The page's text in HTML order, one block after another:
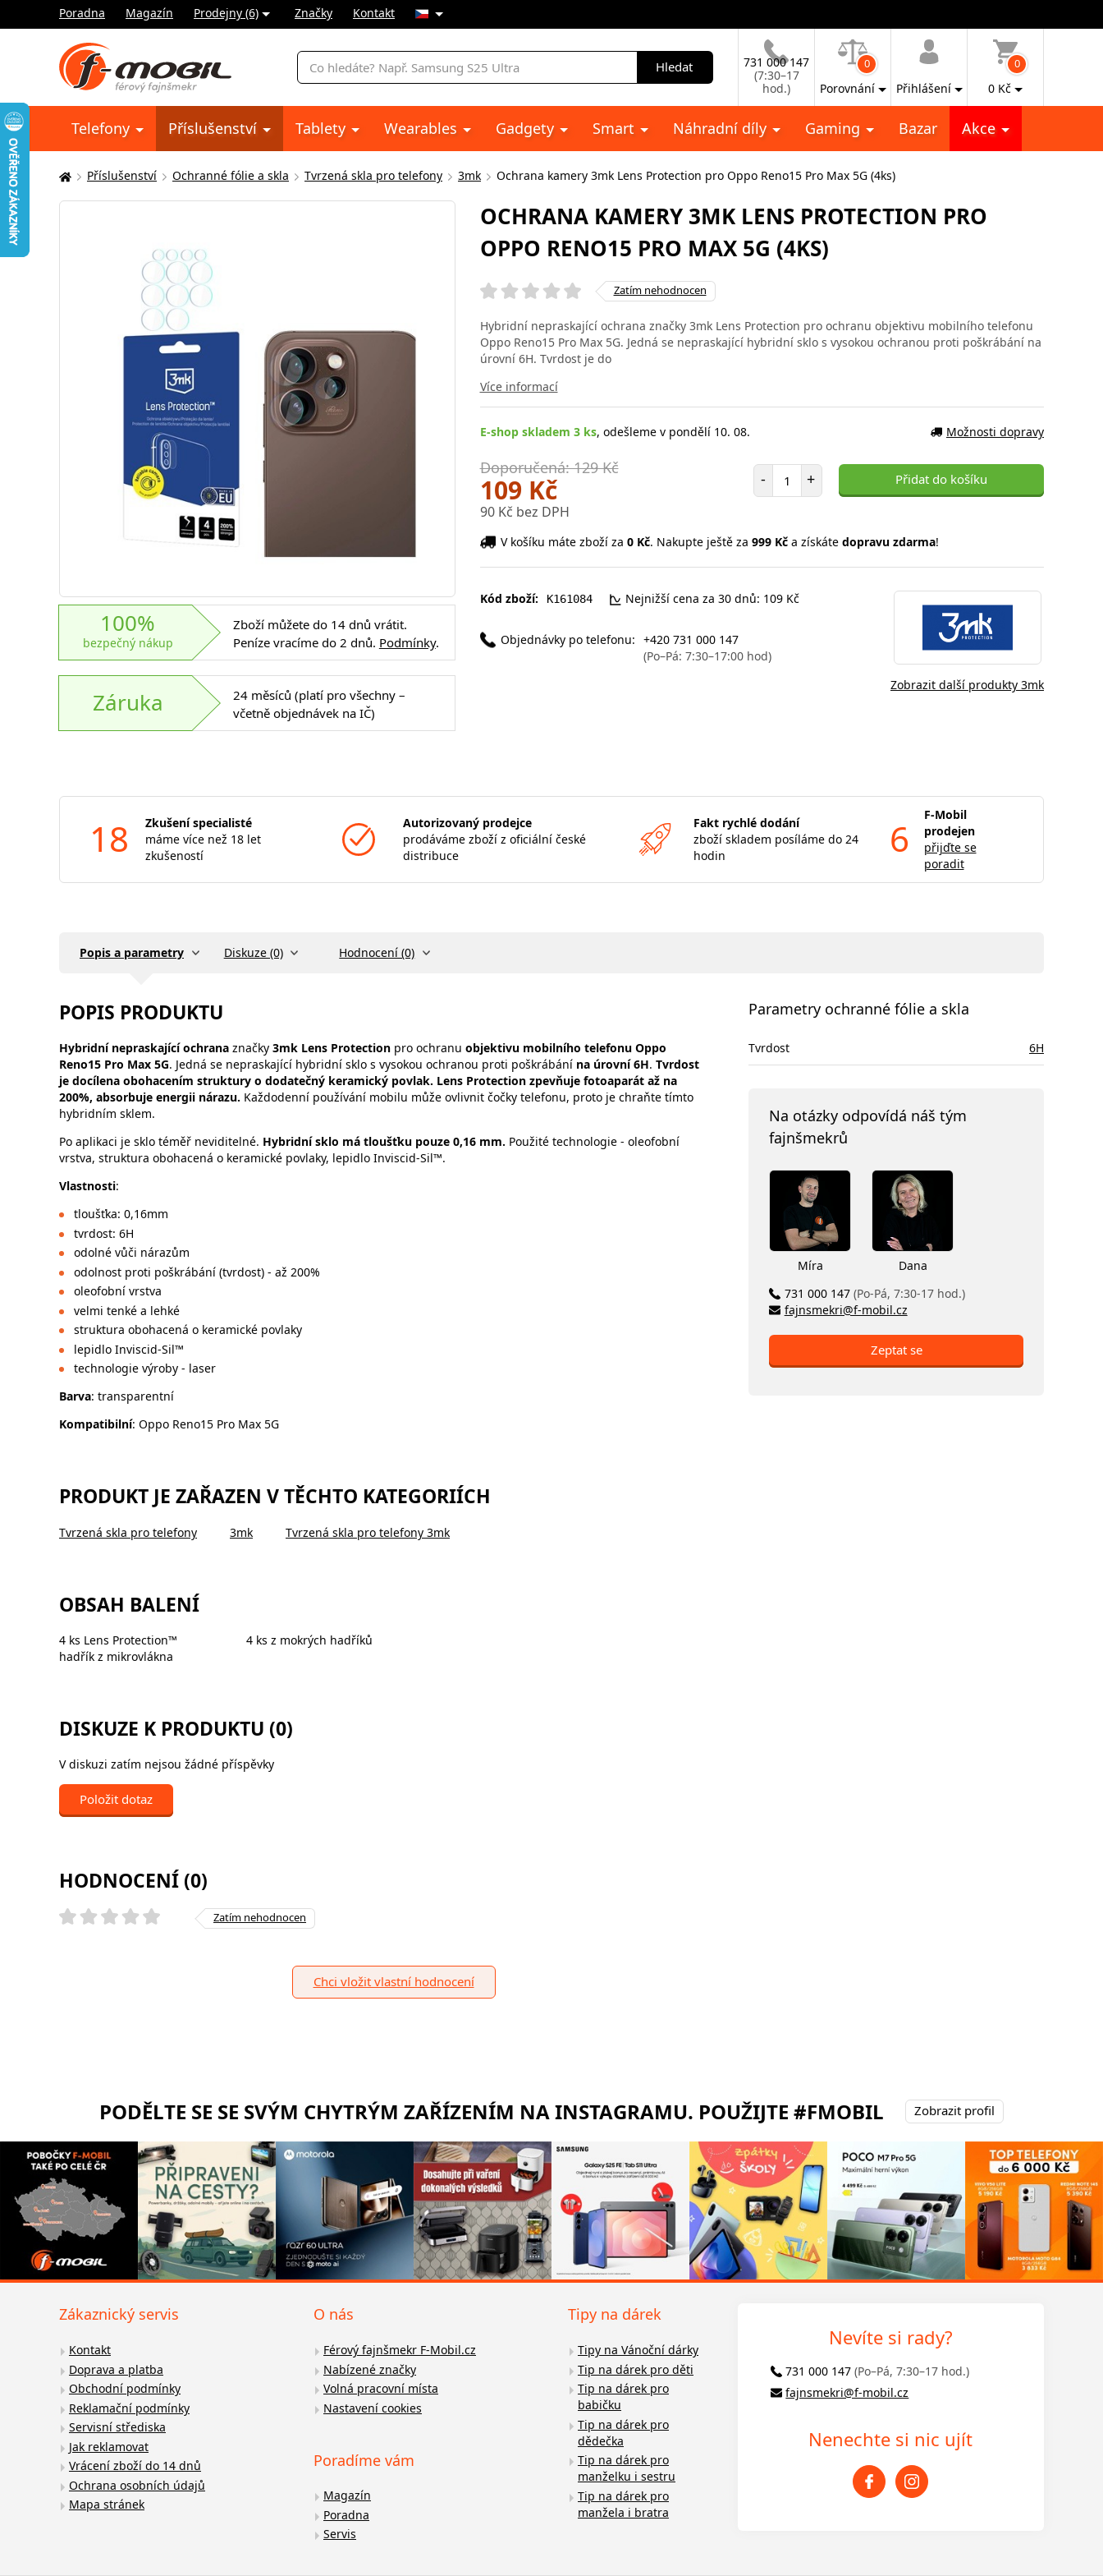
Poradna Magazín Prodejny (6) Značky Kontakt
Vyhledávání
Hledat
731 000 147
(7:30–17
hod.)
0
Porovnání Přihlášení
0
0 Kč
Telefony Příslušenství Tablety Wearables Gadgety Smart Náhradní díly Gaming Bazar Akce
Zde
se
Příslušenství Ochranné fólie a skla Tvrzená skla pro telefony 3mk Ochrana kamery 3mk Lens Protection pro Oppo Reno15 Pro Max 5G (4ks)
100%
bezpečný nákup
Zboží můžete do 14 dnů vrátit.
Peníze vracíme do 2 dnů. Podmínky.
Záruka
24 měsíců (platí pro všechny –
včetně objednávek na IČ)
OCHRANA KAMERY 3MK LENS PROTECTION PRO
OPPO RENO15 PRO MAX 5G (4KS)
Zatím nehodnocen
Hybridní nepraskající ochrana značky 3mk Lens Protection pro ochranu objektivu mobilního telefonu
Oppo Reno15 Pro Max 5G. Jedná se nepraskající hybridní sklo s vysokou ochranou proti poškrábání na
úrovní 6H. Tvrdost je do
Více informací
E-shop skladem 3 ks, odešleme v pondělí 10. 08. Možnosti dopravy
Doporučená: 129 Kč
109 Kč
90 Kč bez DPH
- Počet položek
+ Přidat do košíku
V košíku máte zboží za 0 Kč. Nakupte ještě za 999 Kča získáte dopravu zdarma!
Kód zboží: K161084 Nejnižší cena za 30 dnů: 109 Kč
Objednávky po telefonu: +420 731 000 147
(Po–Pá: 7:30–17:00 hod)
Zobrazit další produkty 3mk
18
Zkušení specialisté
máme více než 18 let
zkušeností
Autorizovaný prodejce
prodáváme zboží z oficiální české
distribuce
Fakt rychlé dodání
zboží skladem posíláme do 24
hodin
6
F-Mobil
prodejen
přijďte se
poradit
Popis a parametry Diskuze (0) Hodnocení (0)
POPIS PRODUKTU
Hybridní nepraskající ochrana značky 3mk Lens Protection pro ochranu objektivu mobilního telefonu Oppo
Reno15 Pro Max 5G. Jedná se nepraskající hybridní sklo s vysokou ochranou proti poškrábání na úrovní 6H. Tvrdost
je docílena obohacením struktury o dodatečný keramický povlak. Lens Protection zpevňuje fotoaparát až na
200%, absorbuje energii nárazu. Každodenní používání mobilu může ovlivnit čočky telefonu, proto je chraňte tímto
hybridním sklem.
Po aplikaci je sklo téměř neviditelné. Hybridní sklo má tloušťku pouze 0,16 mm. Použité technologie - oleofobní
vrstva, struktura obohacená o keramické povlaky, lepidlo Inviscid-Sil™.
Vlastnosti:
tloušťka: 0,16mm
tvrdost: 6H
odolné vůči nárazům
odolnost proti poškrábání (tvrdost) - až 200%
oleofobní vrstva
velmi tenké a lehké
struktura obohacená o keramické povlaky
lepidlo Inviscid-Sil™
technologie výroby - laser
Barva: transparentní
Kompatibilní: Oppo Reno15 Pro Max 5G
PRODUKT JE ZAŘAZEN V TĚCHTO KATEGORIÍCH
Tvrzená skla pro telefony 3mk Tvrzená skla pro telefony 3mk
OBSAH BALENÍ
4 ks Lens Protection™
hadřík z mikrovlákna
4 ks z mokrých hadříků
DISKUZE K PRODUKTU (0)
V diskuzi zatím nejsou žádné příspěvky
Položit dotaz
HODNOCENÍ (0)
Zatím nehodnocen
Chci vložit vlastní hodnocení
Parametry ochranné fólie a skla
Tvrdost 6H
Na otázky odpovídá náš tým
fajnšmekrů
Míra
Dana
731 000 147 (Po-Pá, 7:30-17 hod.)
fajnsmekri@f-mobil.cz
Zeptat se
PODĚLTE SE SE SVÝM CHYTRÝM ZAŘÍZENÍM NA INSTAGRAMU. POUŽIJTE #FMOBIL Zobrazit profil
Zákaznický servis
Kontakt
Doprava a platba
Obchodní podmínky
Reklamační podmínky
Servisní střediska
Jak reklamovat
Vrácení zboží do 14 dnů
Ochrana osobních údajů
Mapa stránek
O nás
Férový fajnšmekr F-Mobil.cz
Nabízené značky
Volná pracovní místa
Nastavení cookies
Poradíme vám
Magazín
Poradna
Servis
Tipy na dárek
Tipy na Vánoční dárky
Tip na dárek pro děti
Tip na dárek pro
babičku
Tip na dárek pro
dědečka
Tip na dárek pro
manželku i sestru
Tip na dárek pro
manžela i bratra
Nevíte si rady?
731 000 147 (Po–Pá, 7:30–17 hod.)
fajnsmekri@f-mobil.cz
Nenechte si nic ujít